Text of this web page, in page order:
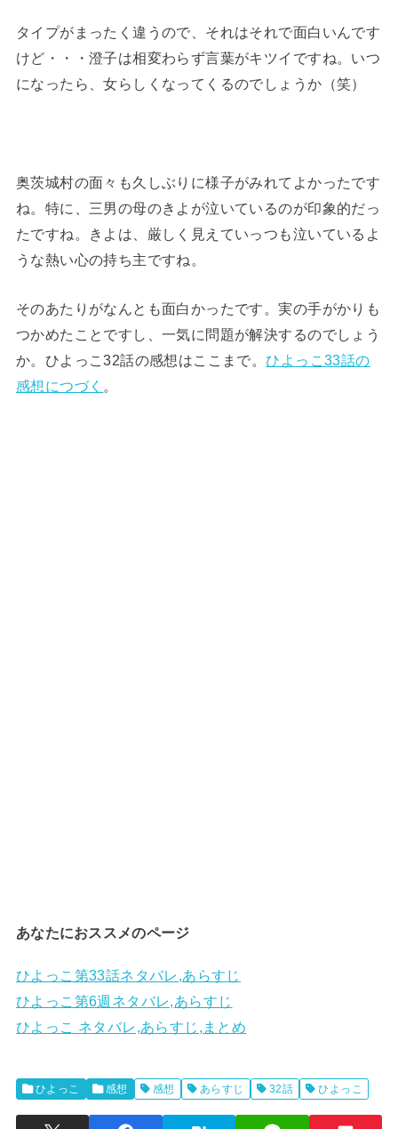
タイプがまったく違うので、それはそれで面白いんです
けど・・・澄子は相変わらず言葉がキツイですね。いつ
になったら、女らしくなってくるのでしょうか（笑）
奥茨城村の面々も久しぶりに様子がみれてよかったです
ね。特に、三男の母のきよが泣いているのが印象的だっ
たですね。きよは、厳しく見えていっつも泣いているよ
うな熱い心の持ち主ですね。
そのあたりがなんとも面白かったです。実の手がかりも
つかめたことですし、一気に問題が解決するのでしょう
か。ひよっこ32話の感想はここまで。ひよっこ33話の
感想につづく 。
あなたにおススメのページ
ひよっこ第33話ネタバレ,あらすじ
ひよっこ第6週ネタバレ,あらすじ
ひよっこ ネタバレ,あらすじ,まとめ
ひよっこ 感想 感想 あらすじ 32話 ひよっこ